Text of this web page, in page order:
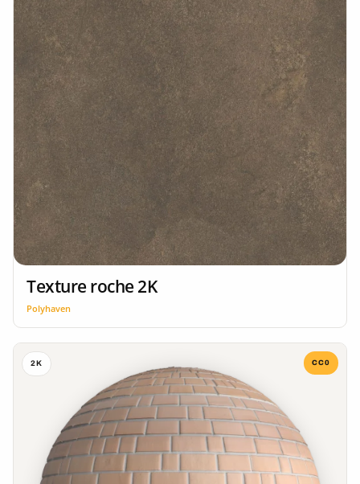
Texture roche 2K
Polyhaven
2K CC0